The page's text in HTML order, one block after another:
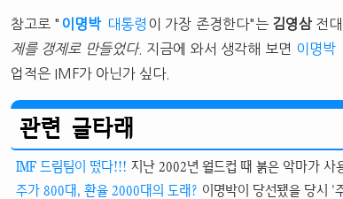
참고로 " 이명박 대통령 이 가장 존경한다"는 김영삼전대
제를 갱제로 만들었다. 지금에 와서 생각해 보면 이명박
업적은 IMF가 아닌가 싶다.
관련 글타래
IMF 드림팀이 떴다!!! 지난 2002년 월드컵 때 붉은 악마가 사
주가 800대, 환율 2000대의 도래? 이명박이 당선됐을 당시